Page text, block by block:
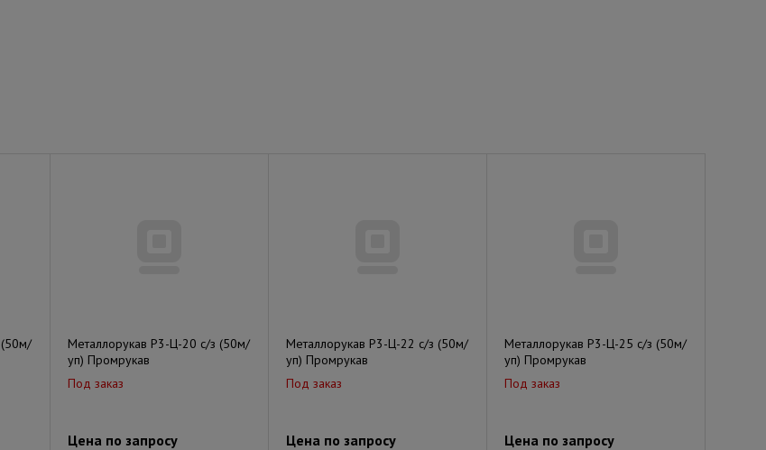
(50м/
Металлорукав Р3-Ц-20 с/з (50м/
уп) Промрукав
Под заказ
Цена по запросу
Металлорукав Р3-Ц-22 с/з (50м/
уп) Промрукав
Под заказ
Цена по запросу
Металлорукав Р3-Ц-25 с/з (50м/
уп) Промрукав
Под заказ
Цена по запросу